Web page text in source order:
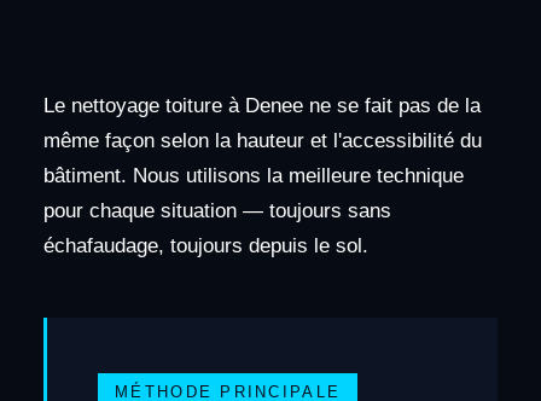
Le nettoyage toiture à Denee ne se fait pas de la
même façon selon la hauteur et l'accessibilité du
bâtiment. Nous utilisons la meilleure technique
pour chaque situation — toujours sans
échafaudage, toujours depuis le sol.
MÉTHODE PRINCIPALE